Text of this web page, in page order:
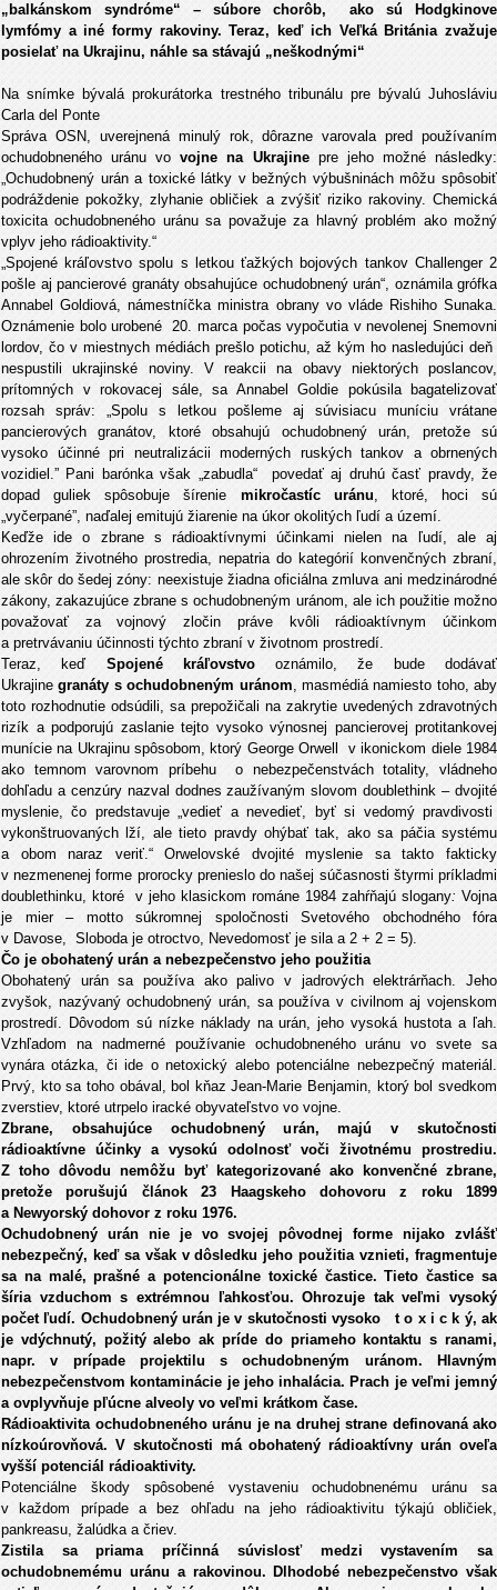
„balkánskom syndróme“ – súbore chorôb, ako sú Hodgkinove
lymfómy a iné formy rakoviny. Teraz, keď ich Veľká Británia zvažuje
posielať na Ukrajinu, náhle sa stávajú „neškodnými“
Na snímke bývalá prokurátorka trestného tribunálu pre bývalú Juhosláviu
Carla del Ponte
Správa OSN, uverejnená minulý rok, dôrazne varovala pred používaním
ochudobneného uránu vovojne na Ukrajinepre jeho možné následky:
„Ochudobnený urán a toxické látky v bežných výbušninách môžu spôsobiť
podráždenie pokožky, zlyhanie obličiek a zvýšiť riziko rakoviny. Chemická
toxicita ochudobneného uránu sa považuje za hlavný problém ako možný
vplyv jeho rádioaktivity.“
„Spojené kráľovstvo spolu s letkou ťažkých bojových tankov Challenger 2
pošle aj pancierové granáty obsahujúce ochudobnený urán“, oznámila grófka
Annabel Goldiová, námestníčka ministra obrany vo vláde Rishiho Sunaka.
Oznámenie bolo urobené 20. marca počas vypočutia v nevolenej Snemovni
lordov, čo v miestnych médiách prešlo potichu, až kým ho nasledujúci deň
nespustili ukrajinské noviny. V reakcii na obavy niektorých poslancov,
prítomných v rokovacej sále, sa Annabel Goldie pokúsila bagatelizovať
rozsah správ: „Spolu s letkou pošleme aj súvisiacu muníciu vrátane
pancierových granátov, ktoré obsahujú ochudobnený urán, pretože sú
vysoko účinné pri neutralizácii moderných ruských tankov a obrnených
vozidiel.” Pani barónka však „zabudla“ povedať aj druhú časť pravdy, že
dopad guliek spôsobuje šírenie mikročastíc uránu, ktoré, hoci sú
„vyčerpané”, naďalej emitujú žiarenie na úkor okolitých ľudí a území.
Keďže ide o zbrane s rádioaktívnymi účinkami nielen na ľudí, ale aj
ohrozením životného prostredia, nepatria do kategórií konvenčných zbraní,
ale skôr do šedej zóny: neexistuje žiadna oficiálna zmluva ani medzinárodné
zákony, zakazujúce zbrane s ochudobneným uránom, ale ich použitie možno
považovať za vojnový zločin práve kvôli rádioaktívnym účinkom
a pretrvávaniu účinnosti týchto zbraní v životnom prostredí.
Teraz, keď Spojené kráľovstvooznámilo, že bude dodávať
Ukrajinegranáty s ochudobneným uránom, masmédiá namiesto toho, aby
toto rozhodnutie odsúdili, sa prepožičali na zakrytie uvedených zdravotných
rizík a podporujú zaslanie tejto vysoko výnosnej pancierovej protitankovej
munície na Ukrajinu spôsobom, ktorý George Orwell v ikonickom diele 1984
ako temnom varovnom príbehu o nebezpečenstvách totality, vládneho
dohľadu a cenzúry nazval dodnes zaužívaným slovom doublethink – dvojité
myslenie, čo predstavuje „vedieť a nevedieť, byť si vedomý pravdivosti
vykonštruovaných lží, ale tieto pravdy ohýbať tak, ako sa páčia systému
a obom naraz veriť.“ Orwelovské dvojité myslenie sa takto fakticky
v nezmenenej forme prorocky prenieslo do našej súčasnosti štyrmi príkladmi
doublethinku, ktoré v jeho klasickom románe 1984 zahŕňajú slogany: Vojna
je mier – motto súkromnej spoločnosti Svetového obchodného fóra
v Davose, Sloboda je otroctvo, Nevedomosť je sila a 2 + 2 = 5).
Čo je obohatený urán a nebezpečenstvo jeho použitia
Obohatený urán sa používa ako palivo v jadrových elektrárňach. Jeho
zvyšok, nazývaný ochudobnený urán, sa používa v civilnom aj vojenskom
prostredí. Dôvodom sú nízke náklady na urán, jeho vysoká hustota a ľah.
Vzhľadom na nadmerné používanie ochudobneného uránu vo svete sa
vynára otázka, či ide o netoxický alebo potenciálne nebezpečný materiál.
Prvý, kto sa toho obával, bol kňaz Jean-Marie Benjamin, ktorý bol svedkom
zverstiev, ktoré utrpelo iracké obyvateľstvo vo vojne.
Zbrane, obsahujúce ochudobnený urán, majú v skutočnosti
rádioaktívne účinky a vysokú odolnosť voči životnému prostrediu.
Z toho dôvodu nemôžu byť kategorizované ako konvenčné zbrane,
pretože porušujú článok 23 Haagskeho dohovoru z roku 1899
a Newyorský dohovor z roku 1976.
Ochudobnený urán nie je vo svojej pôvodnej forme nijako zvlášť
nebezpečný, keď sa však v dôsledku jeho použitia vznieti, fragmentuje
sa na malé, prašné a potencionálne toxické častice. Tieto častice sa
šíria vzduchom s extrémnou ľahkosťou. Ohrozuje tak veľmi vysoký
počet ľudí. Ochudobnený urán je v skutočnosti vysoko t o x i c k ý, ak
je vdýchnutý, požitý alebo ak príde do priameho kontaktu s ranami,
napr. v prípade projektilu s ochudobneným uránom. Hlavným
nebezpečenstvom kontaminácie je jeho inhalácia. Prach je veľmi jemný
a ovplyvňuje pľúcne alveoly vo veľmi krátkom čase.
Rádioaktivita ochudobneného uránu je na druhej strane definovaná ako
nízkoúrovňová. V skutočnosti má obohatený rádioaktívny urán oveľa
vyšší potenciál rádioaktivity.
Potenciálne škody spôsobené vystaveniu ochudobnenému uránu sa
v každom prípade a bez ohľadu na jeho rádioaktivitu týkajú obličiek,
pankreasu, žalúdka a čriev.
Zistila sa priama príčinná súvislosť medzi vystavením sa
ochudobnemému uránu a rakovinou. Dlhodobé nebezpečenstvo však